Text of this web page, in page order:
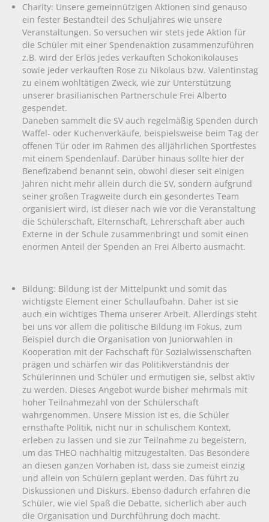
Charity: Unsere gemeinnützigen Aktionen sind genauso
ein fester Bestandteil des Schuljahres wie unsere
Veranstaltungen. So versuchen wir stets jede Aktion für
die Schüler mit einer Spendenaktion zusammenzuführen
z.B. wird der Erlös jedes verkauften Schokonikolauses
sowie jeder verkauften Rose zu Nikolaus bzw. Valentinstag
zu einem wohltätigen Zweck, wie zur Unterstützung
unserer brasilianischen Partnerschule Frei Alberto
gespendet.
Daneben sammelt die SV auch regelmäßig Spenden durch
Waffel- oder Kuchenverkäufe, beispielsweise beim Tag der
offenen Tür oder im Rahmen des alljährlichen Sportfestes
mit einem Spendenlauf. Darüber hinaus sollte hier der
Benefizabend benannt sein, obwohl dieser seit einigen
Jahren nicht mehr allein durch die SV, sondern aufgrund
seiner großen Tragweite durch ein gesondertes Team
organisiert wird, ist dieser nach wie vor die Veranstaltung
die Schülerschaft, Elternschaft, Lehrerschaft aber auch
Externe in der Schule zusammenbringt und somit einen
enormen Anteil der Spenden an Frei Alberto ausmacht.
Bildung: Bildung ist der Mittelpunkt und somit das
wichtigste Element einer Schullaufbahn. Daher ist sie
auch ein wichtiges Thema unserer Arbeit. Allerdings steht
bei uns vor allem die politische Bildung im Fokus, zum
Beispiel durch die Organisation von Juniorwahlen in
Kooperation mit der Fachschaft für Sozialwissenschaften
prägen und schärfen wir das Politikverständnis der
Schülerinnen und Schüler und ermutigen sie, selbst aktiv
zu werden. Dieses Angebot wurde bisher mehrmals mit
hoher Teilnahmezahl von der Schülerschaft
wahrgenommen. Unsere Mission ist es, die Schüler
ernsthafte Politik, nicht nur in schulischem Kontext,
erleben zu lassen und sie zur Teilnahme zu begeistern,
um das THEO nachhaltig mitzugestalten. Das Besondere
an diesen ganzen Vorhaben ist, dass sie zumeist einzig
und allein von Schülern geplant werden. Das führt zu
Diskussionen und Diskurs. Ebenso dadurch erfahren die
Schüler, wie viel Spaß die Debatte, sicherlich aber auch
die Organisation und Durchführung doch macht.